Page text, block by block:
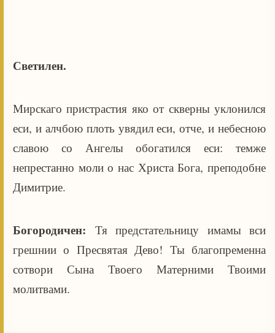
Светилен.
Мирскаго пристрастия яко от скверны уклонился
еси, и алчбою плоть увядил еси, отче, и небесною
славою со Ангелы обогатился еси: темже
непрестанно моли о нас Христа Бога, преподобне
Димитрие.
Богородичен: Тя предстательницу имамы вси
грешнии о Пресвятая Дево! Ты благопременна
сотвори Сына Твоего Матерними Твоими
молитвами.